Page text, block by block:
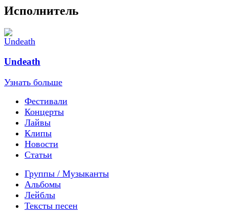
Исполнитель
Undeath
Узнать больше
Фестивали
Концерты
Лайвы
Клипы
Новости
Статьи
Группы / Музыканты
Альбомы
Лейблы
Тексты песен